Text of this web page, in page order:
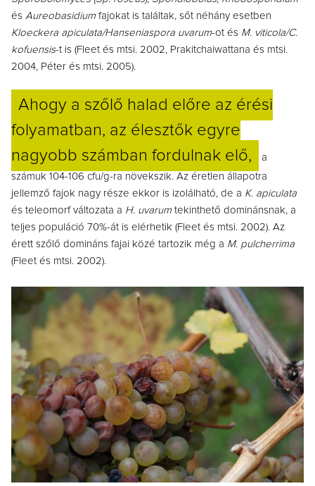
és Aureobasidium fajokat is találtak, sőt néhány esetben
Kloeckera apiculata/Hanseniaspora uvarum-ot és M. viticola/C.
kofuensis-t is (Fleet és mtsi. 2002, Prakitchaiwattana és mtsi.
2004, Péter és mtsi. 2005).
Ahogy a szőlő halad előre az érési
folyamatban, az élesztők egyre
nagyobb számban fordulnak elő,
a
számuk 104-106 cfu/g-ra növekszik. Az éretlen állapotra
jellemző fajok nagy része ekkor is izolálható, de a K. apiculata
és teleomorf változata a H. uvarum tekinthető dominánsnak, a
teljes populáció 70%-át is elérhetik (Fleet és mtsi. 2002). Az
érett szőlő domináns fajai közé tartozik még a M. pulcherrima
(Fleet és mtsi. 2002).